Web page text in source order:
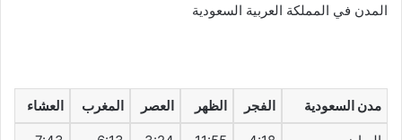
المدن في المملكة العربية السعودية
مدن السعودية الفجر الظهر العصر المغرب العشاء